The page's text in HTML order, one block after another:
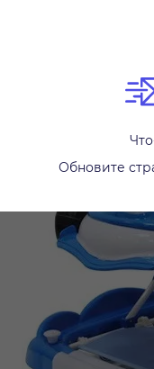
Обновите